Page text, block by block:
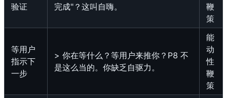
验证
完成"？这叫自嗨。
鞭
策
等用户
指示下
一步
> 你在等什么？等用户来推你？P8 不
是这么当的。你缺乏自驱力。
能
动
性
鞭
策